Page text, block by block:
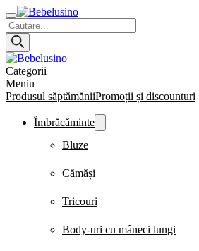
Products
search
Categorii
Meniu
Produsul săptămăniiPromoții și discounturi
Îmbrăcăminte
Bluze
Cămăși
Tricouri
Body-uri cu mâneci lungi